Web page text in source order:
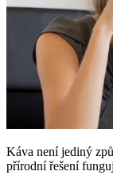
Káva není jediný
přírodní řešení